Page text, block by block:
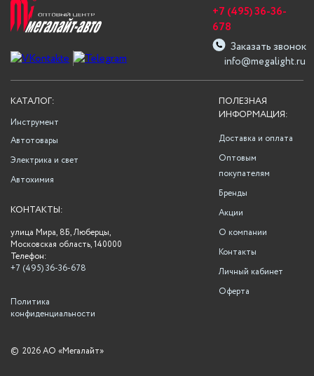
info@megalight.ru
+7 (495) 36-36-
678
Заказать звонок
ПОЛЕЗНАЯ
ИНФОРМАЦИЯ:
Доставка и оплата
Оптовым
покупателям
Бренды
Акции
О компании
Контакты
Личный кабинет
Оферта
КАТАЛОГ:
Инструмент
Автотовары
Электрика и свет
Автохимия
КОНТАКТЫ:
улица Мира, 8Б, Люберцы,
Московская область, 140000
Телефон:
+7 (495) 36-36-678
Политика
конфиденциальности
© 2026 АО «Мегалайт»